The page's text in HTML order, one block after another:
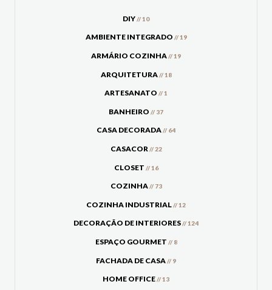
DIY// 10
AMBIENTE INTEGRADO // 19
ARMÁRIO COZINHA// 19
ARQUITETURA// 18
ARTESANATO // 1
BANHEIRO // 37
CASA DECORADA// 64
CASACOR// 22
CLOSET // 16
COZINHA// 73
COZINHA INDUSTRIAL// 12
DECORAÇÃO DE INTERIORES// 124
ESPAÇO GOURMET // 8
FACHADA DE CASA// 9
HOME OFFICE// 13